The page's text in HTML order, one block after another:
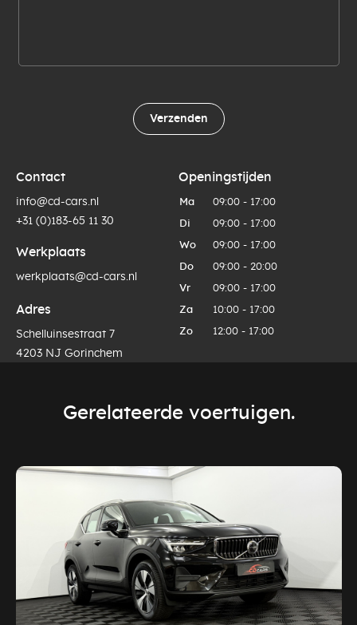
Verzenden
Contact
info@cd-cars.nl
+31 (0)183-65 11 30
Werkplaats
werkplaats@cd-cars.nl
Adres
Schelluinsestraat 7
4203 NJ Gorinchem
Openingstijden
Ma 09:00 - 17:00
Di 09:00 - 17:00
Wo 09:00 - 17:00
Do 09:00 - 20:00
Vr 09:00 - 17:00
Za 10:00 - 17:00
Zo 12:00 - 17:00
Gerelateerde voertuigen.